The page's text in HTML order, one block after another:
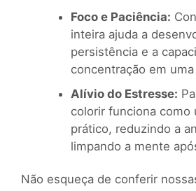
Foco e Paciência:
inteira ajuda a
persistência e a
concentração em
Alívio do Estresse:
colorir funciona como
prático, reduzindo a
limpando a mente
Não esqueça de conferir